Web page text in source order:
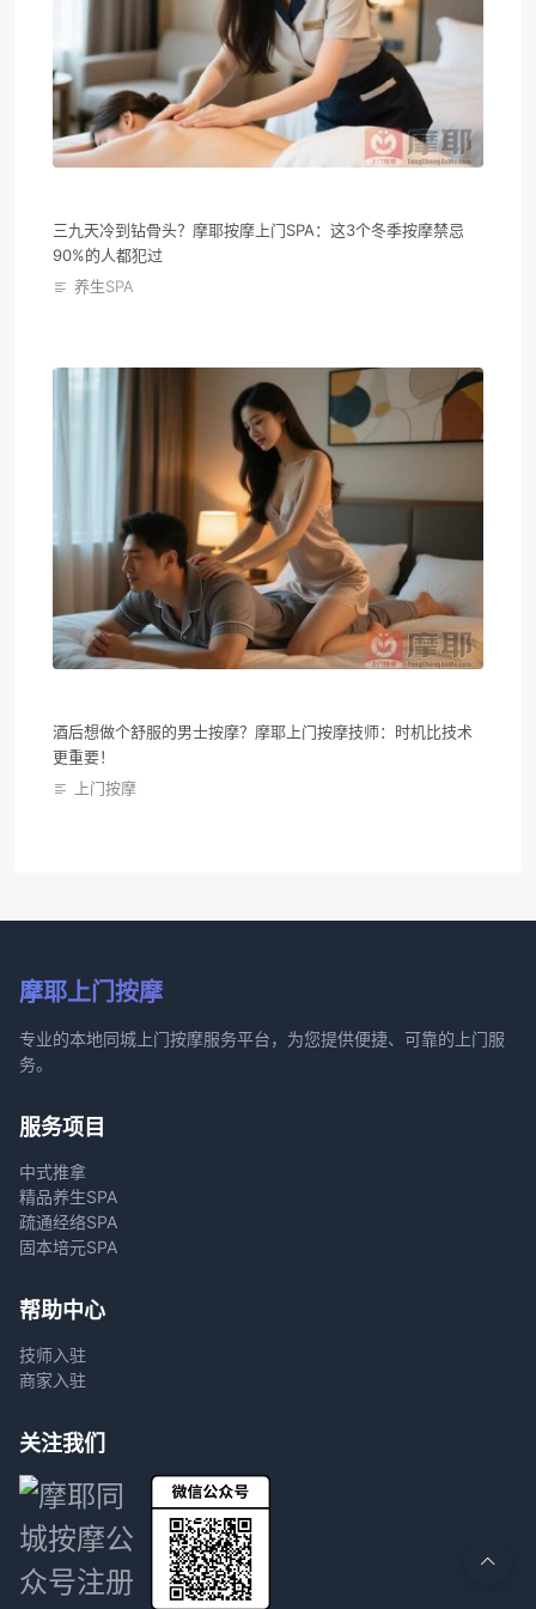
三九天冷到钻骨头？摩耶按摩上门SPA：这3个冬季按摩禁忌
90%的人都犯过
养生SPA
酒后想做个舒服的男士按摩？摩耶上门按摩技师：时机比技术
更重要！
上门按摩
摩耶上门按摩
专业的本地同城上门按摩服务平台，为您提供便捷、可靠的上门服
务。
服务项目
中式推拿
精品养生SPA
疏通经络SPA
固本培元SPA
帮助中心
技师入驻
商家入驻
关注我们